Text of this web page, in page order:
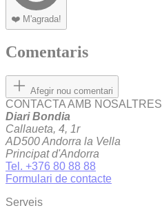
❤️ M'agrada!
Comentaris
Afegir nou comentari
CONTACTA AMB NOSALTRES
Diari Bondia
Callaueta, 4, 1r
AD500 Andorra la Vella
Principat d'Andorra
Tel. +376 80 88 88
Formulari de contacte
Serveis